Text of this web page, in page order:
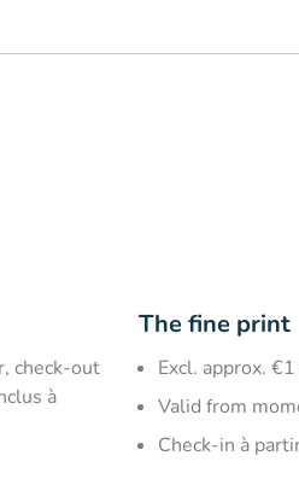
check-out
à
The fine print
Excl. approx.
Valid from
​Check-in à